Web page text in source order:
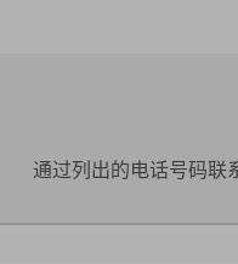
通过列出的电话号码联